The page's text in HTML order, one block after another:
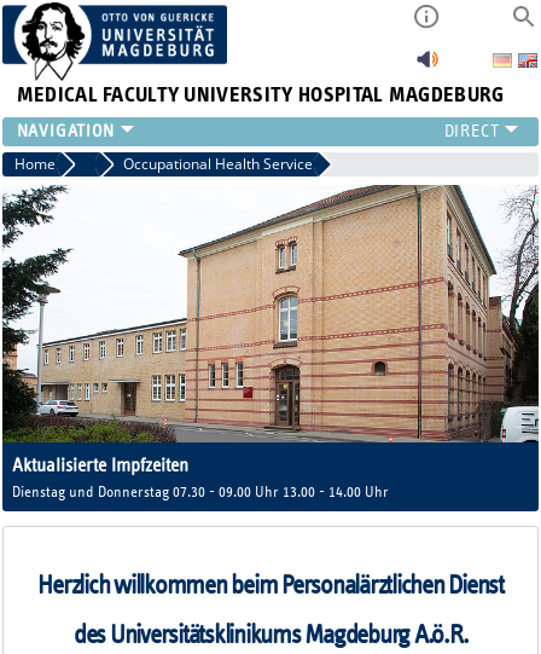
MEDICAL FACULTY UNIVERSITY HOSPITAL MAGDEBURG
INSTITUTE
CLINIC
CENTRAL FACILITIES
RESEARCH
PRESS
INTERNATIONAL
INTRANET
ABOUT US
Home Medical Administration
Occupational Health Service
Aktualisierte Impfzeiten
Dienstag und Donnerstag 07.30 - 09.00 Uhr 13.00 - 14.00 Uhr
Herzlich willkommen beim Personalärztlichen Dienst
des Universitätsklinikums Magdeburg A.ö.R.